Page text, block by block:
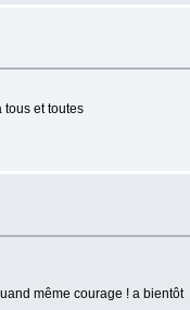
tous et toutes
même courage ! a bientôt